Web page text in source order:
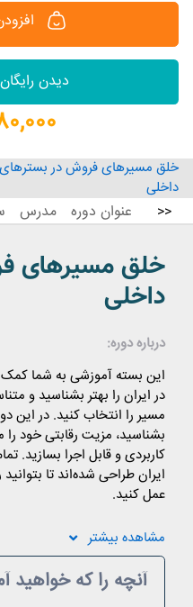
دیدن
480,000
خلق مسیرهای فروش در بسترهای
داخلی
<< عنوان دوره مدرس
خلق مسیرهای
داخلی
درباره دوره:
این بسته آموزشی به شما
در ایران را بهتر بشناسید و
مسیر را انتخاب کنید. در این
بشناسید، مزیت رقابتی
کاربردی و قابل اجرا بسازید.
ایران طراحی شده‌اند تا
عمل کنید.
مشاهده بیشتر
آنچه را که خواهید